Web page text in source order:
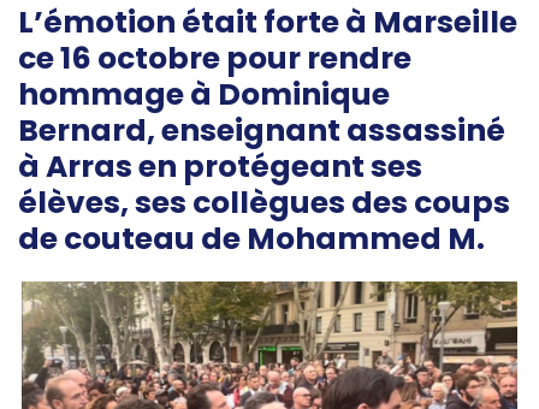
L’émotion était forte à Marseille
ce 16 octobre pour rendre
hommage à Dominique
Bernard, enseignant assassiné
à Arras en protégeant ses
élèves, ses collègues des coups
de couteau de Mohammed M.